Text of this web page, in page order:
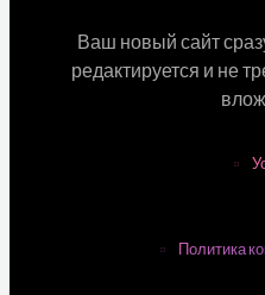
Ваш новый сайт
редактируется и не
Политика